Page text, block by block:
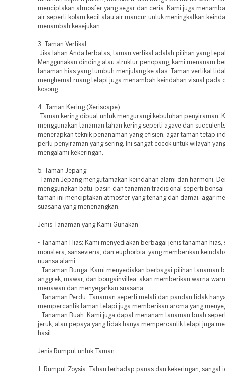
menciptakan atmosfer yang segar dan ceria. Kami juga
air seperti kolam kecil atau air mancur untuk meningkatkan
menambah kesejukan.
3. Taman Vertikal
Jika lahan Anda terbatas, taman vertikal adalah pilihan yang
Menggunakan dinding atau struktur penopang, kami menanam
tanaman hias yang tumbuh menjulang ke atas. Taman vertikal
menghemat ruang tetapi juga menambah keindahan visual pada
kosong.
4. Taman Kering (Xeriscape)
Taman kering dibuat untuk mengurangi kebutuhan penyiraman.
menggunakan tanaman tahan kering seperti agave dan
menerapkan teknik penanaman yang efisien, agar taman tetap
perlu penyiraman yang sering. Ini sangat cocok untuk wilayah
mengalami kekeringan.
5. Taman Jepang
Taman Jepang mengutamakan keindahan alami dan harmoni.
menggunakan batu, pasir, dan tanaman tradisional seperti
taman ini menciptakan atmosfer yang tenang dan damai. agar
suasana yang menenangkan.
Jenis Tanaman yang Kami Gunakan
- Tanaman Hias: Kami menyediakan berbagai jenis tanaman hias,
monstera, sansevieria, dan euphorbia, yang memberikan
nuansa alami.
- Tanaman Bunga: Kami menyediakan berbagai pilihan tanaman
anggrek, mawar, dan bougainvillea, akan memberikan warna-
menawan dan menyegarkan suasana.
- Tanaman Perdu: Tanaman seperti melati dan pandan tidak
mempercantik taman tetapi juga memberikan aroma yang
- Tanaman Buah: Kami juga dapat menanam tanaman buah
jeruk, atau pepaya yang tidak hanya mempercantik tetapi juga
hasil.
Jenis Rumput untuk Taman
1. Rumput Zoysia: Tahan terhadap panas dan kekeringan, sangat